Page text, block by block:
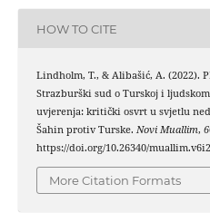
HOW TO CITE
Lindholm, T., & Alibašić, A. (2022).
Strazburški sud o Turskoj i
uvjerenja: kritički osvrt u svjetlu
Šahin protiv Turske. Novi Muallim, 6
https://doi.org/10.26340/
More Citation Formats